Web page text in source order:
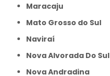
Maracaju
Mato Grosso do Sul
Naviraí
Nova Alvorada Do Sul
Nova Andradina